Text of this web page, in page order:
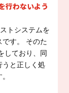
わないよう
トシステムを
です。 そのた
しており、同
うと正しく処